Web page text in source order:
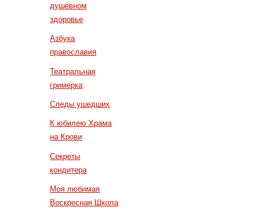
душевном
здоровье
Азбука
православия
Театральная
гримерка
Следы ушедших
К юбилею Храма
на Крови
Секреты
кондитера
Моя любимая
Воскресная Школа